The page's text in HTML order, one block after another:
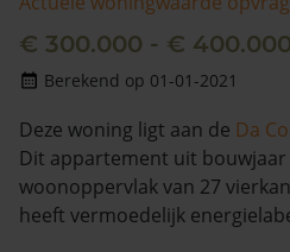
€ 300.000 - € 400.000
Berekend op 01-01-2021
Deze woning ligt aan de Da
Dit appartement uit bouwjaar
woonoppervlak van 27
heeft vermoedelijk